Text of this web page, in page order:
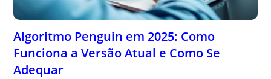
Algoritmo Penguin em 2025: Como
Funciona a Versão Atual e Como Se
Adequar